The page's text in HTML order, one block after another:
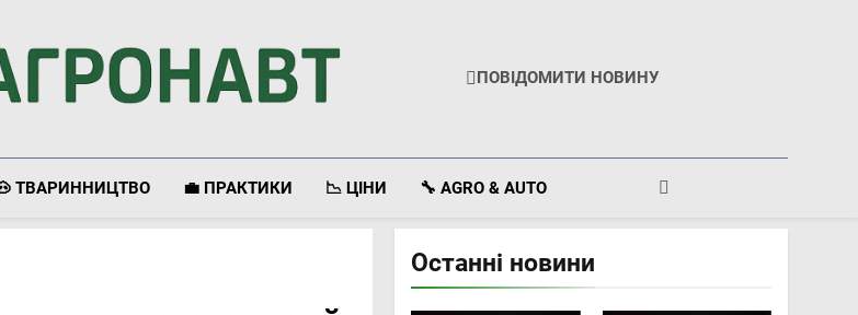
ПОВІДОМИТИ НОВИНУ
ТВАРИННИЦТВО 💼 ПРАКТИКИ 📉 ЦІНИ 🔧 AGRO & AUTO
Останні новини